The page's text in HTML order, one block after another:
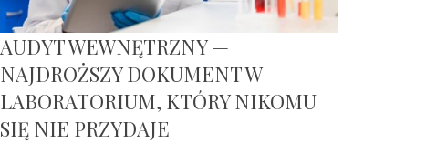
AUDYT WEWNĘTRZNY —
NAJDROŻSZY DOKUMENT W
LABORATORIUM, KTÓRY NIKOMU
SIĘ NIE PRZYDAJE